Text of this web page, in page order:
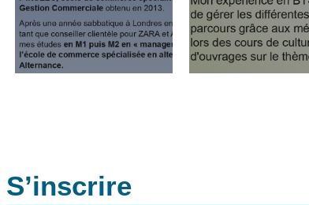
S’inscrire